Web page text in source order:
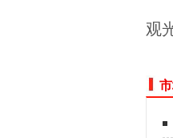
观